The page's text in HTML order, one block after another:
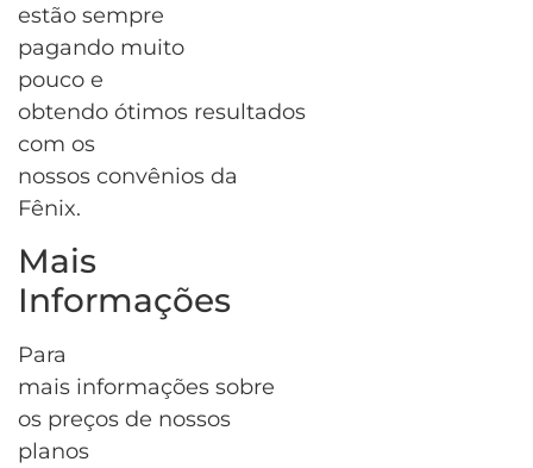
estão sempre
pagando muito
pouco e
obtendo ótimos resultados
com os
nossos convênios da
Fênix.
Mais
Informações
Para
mais informações sobre
os preços de nossos
planos